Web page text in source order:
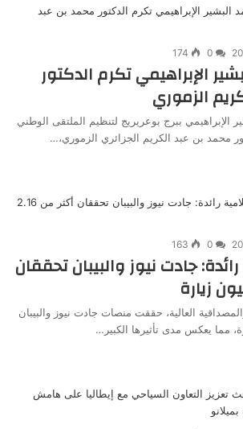
0
174
الإبراهيمي تكرم الدكتور
الزموري
الإبراهيمي ببرج بوعريريج لتنظيم الملتقى الوطني
محمد بن عبد الكريم الجزائري الزموري،…
0
163
جادت نيوز والبيبان تحققان
العالية، حققت منصات جادت نيوز والبيبان